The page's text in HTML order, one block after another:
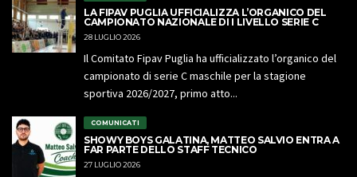
LA FIPAV PUGLIA UFFICIALIZZA L’ORGANICO DEL
CAMPIONATO NAZIONALE DI I LIVELLO SERIE C
28 LUGLIO 2026
Il Comitato Fipav Puglia ha ufficializzato l’organico del
campionato di serie C maschile per la stagione
sportiva 2026/2027, primo atto...
COMUNICATI
SHOWY BOYS GALATINA, MATTEO SALVIO ENTRA A
FAR PARTE DELLO STAFF TECNICO
27 LUGLIO 2026